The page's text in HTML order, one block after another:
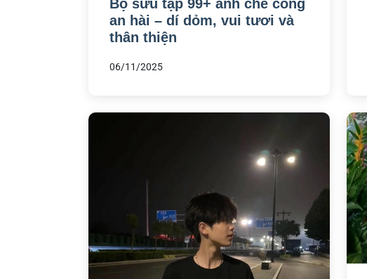
Bộ sưu tập 99+ ảnh chế công
an hài – dí dỏm, vui tươi và
thân thiện
06/11/2025